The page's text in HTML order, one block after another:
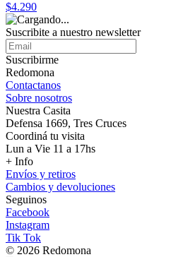
$4.290
Suscribite a nuestro newsletter
Suscribirme
Redomona
Contactanos
Sobre nosotros
Nuestra Casita
Defensa 1669, Tres Cruces
Coordiná tu visita
Lun a Vie 11 a 17hs
+ Info
Envíos y retiros
Cambios y devoluciones
Seguinos
Facebook
Instagram
Tik Tok
© 2026 Redomona